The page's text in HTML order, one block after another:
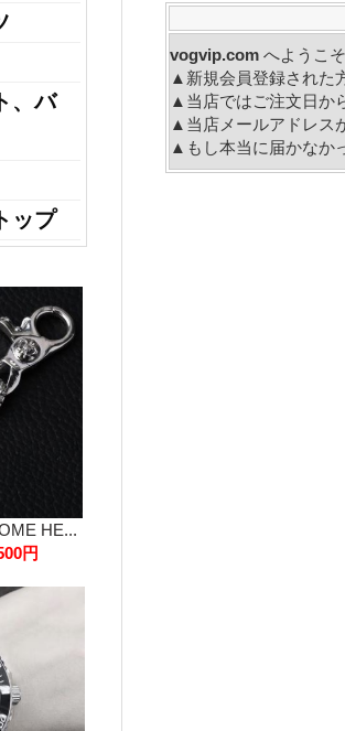
、バ
ップ
HE...
円
vogvip.com へ
▲新規会員登録された
▲当店ではご注文日か
▲当店メールアドレス
▲もし本当に届かなか